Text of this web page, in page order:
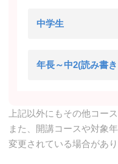
中学生
年長～中2(読み書
上記以外にもその他コー
また、開講コースや対象
変更されている場合があり